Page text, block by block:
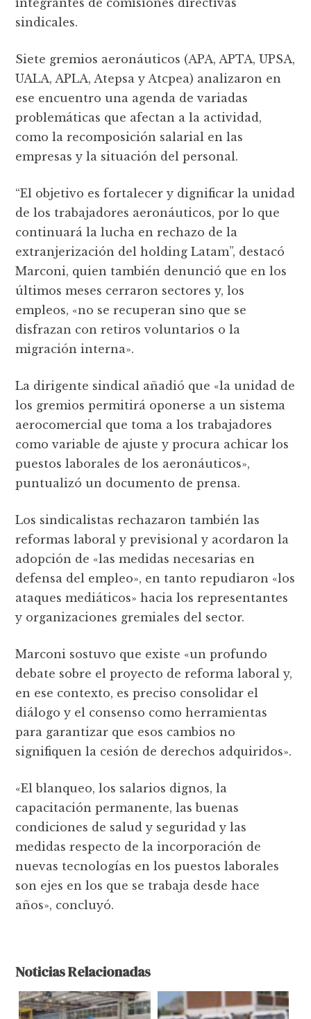
integrantes de comisiones directivas
sindicales.
Siete gremios aeronáuticos (APA, APTA, UPSA,
UALA, APLA, Atepsa y Atcpea) analizaron en
ese encuentro una agenda de variadas
problemáticas que afectan a la actividad,
como la recomposición salarial en las
empresas y la situación del personal.
“El objetivo es fortalecer y dignificar la unidad
de los trabajadores aeronáuticos, por lo que
continuará la lucha en rechazo de la
extranjerización del holding Latam”, destacó
Marconi, quien también denunció que en los
últimos meses cerraron sectores y, los
empleos, «no se recuperan sino que se
disfrazan con retiros voluntarios o la
migración interna».
La dirigente sindical añadió que «la unidad de
los gremios permitirá oponerse a un sistema
aerocomercial que toma a los trabajadores
como variable de ajuste y procura achicar los
puestos laborales de los aeronáuticos»,
puntualizó un documento de prensa.
Los sindicalistas rechazaron también las
reformas laboral y previsional y acordaron la
adopción de «las medidas necesarias en
defensa del empleo», en tanto repudiaron «los
ataques mediáticos» hacia los representantes
y organizaciones gremiales del sector.
Marconi sostuvo que existe «un profundo
debate sobre el proyecto de reforma laboral y,
en ese contexto, es preciso consolidar el
diálogo y el consenso como herramientas
para garantizar que esos cambios no
signifiquen la cesión de derechos adquiridos».
«El blanqueo, los salarios dignos, la
capacitación permanente, las buenas
condiciones de salud y seguridad y las
medidas respecto de la incorporación de
nuevas tecnologías en los puestos laborales
son ejes en los que se trabaja desde hace
años», concluyó.
Noticias Relacionadas